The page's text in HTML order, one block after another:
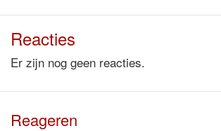
Reacties
Er zijn nog geen reacties.
Reageren